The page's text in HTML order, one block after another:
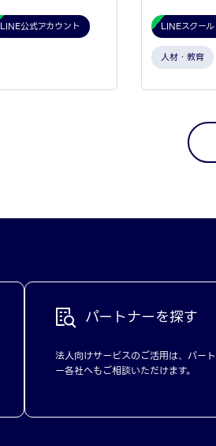
LINE公式アカウント LINEスクー
人材・教育
パートナーを探す
法人向けサービスのご活用は、パー
ー各社へもご相談いただけます。